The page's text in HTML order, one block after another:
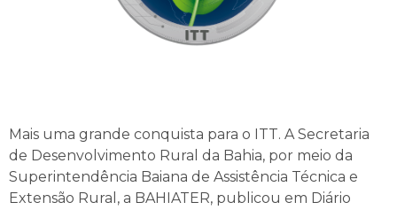
Mais uma grande conquista para o ITT. A Secretaria
de Desenvolvimento Rural da Bahia, por meio da
Superintendência Baiana de Assistência Técnica e
Extensão Rural, a BAHIATER, publicou em Diário